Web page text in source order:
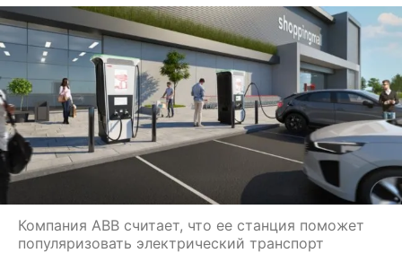
Компания ABB считает, что ее станция поможет
популяризовать электрический транспорт